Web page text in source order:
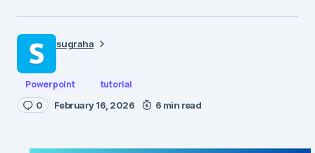
sugraha
Powerpoint tutorial
0 February 16, 2026 6 min read